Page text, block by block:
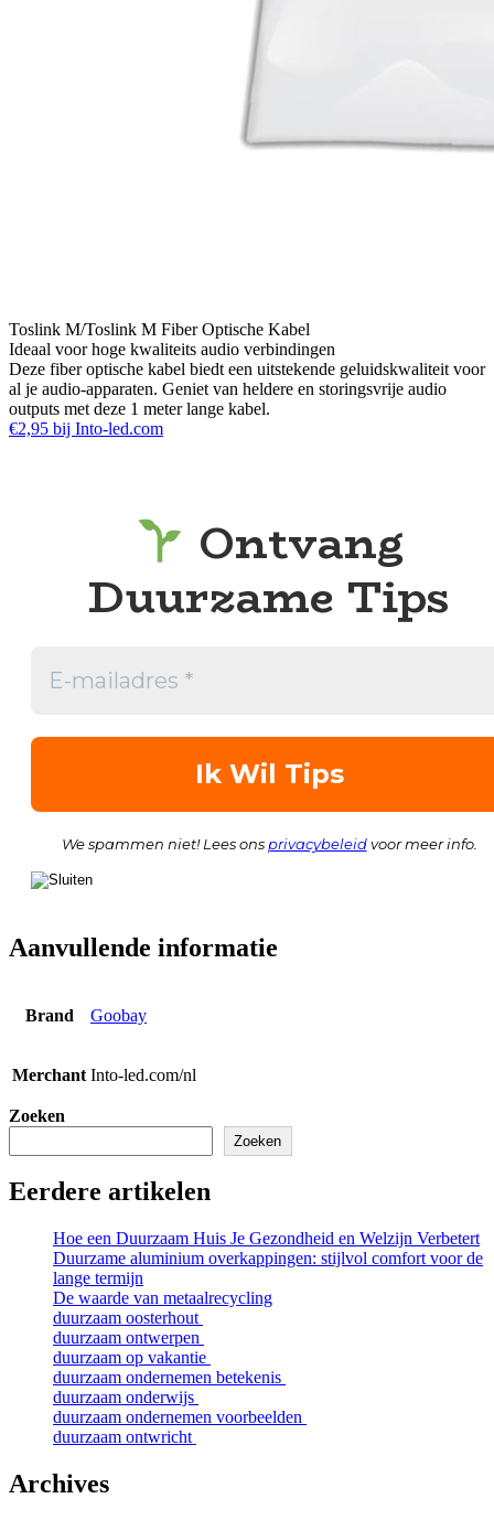
Toslink M/Toslink M Fiber Optische Kabel
Ideaal voor hoge kwaliteits audio verbindingen
Deze fiber optische kabel biedt een uitstekende geluidskwaliteit voor
al je audio-apparaten. Geniet van heldere en storingsvrije audio
outputs met deze 1 meter lange kabel.
€2,95 bij Into-led.com
Ontvang
Duurzame Tips
We spammen niet! Lees ons privacybeleidvoor meer info.
Aanvullende informatie
Brand Goobay
Merchant Into-led.com/nl
Zoeken
Zoeken
Eerdere artikelen
Hoe een Duurzaam Huis Je Gezondheid en Welzijn Verbetert
Duurzame aluminium overkappingen: stijlvol comfort voor de
lange termijn
De waarde van metaalrecycling
duurzaam oosterhout
duurzaam ontwerpen
duurzaam op vakantie
duurzaam ondernemen betekenis
duurzaam onderwijs
duurzaam ondernemen voorbeelden
duurzaam ontwricht
Archives